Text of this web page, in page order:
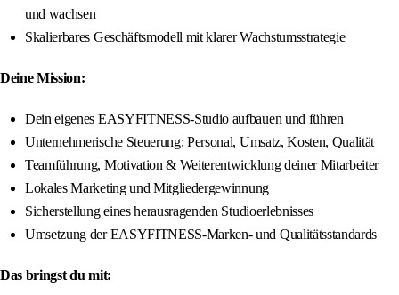
und wachsen
Skalierbares Geschäftsmodell mit klarer Wachstumsstrategie
Deine Mission:
Dein eigenes EASYFITNESS-Studio aufbauen und führen
Unternehmerische Steuerung: Personal, Umsatz, Kosten, Qualität
Teamführung, Motivation & Weiterentwicklung deiner Mitarbeiter
Lokales Marketing und Mitgliedergewinnung
Sicherstellung eines herausragenden Studioerlebnisses
Umsetzung der EASYFITNESS-Marken- und Qualitätsstandards
Das bringst du mit: